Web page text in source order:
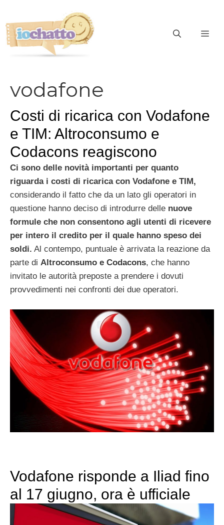
contenuto
vodafone
Costi di ricarica con Vodafone
e TIM: Altroconsumo e
Codacons reagiscono
Ci sono delle novità importanti per quanto
riguarda i costi di ricarica con Vodafone e TIM,
considerando il fatto che da un lato gli operatori in
questione hanno deciso di introdurre delle nuove
formule che non consentono agli utenti di ricevere
per intero il credito per il quale hanno speso dei
soldi. Al contempo, puntuale è arrivata la reazione da
parte di Altroconsumo e Codacons, che hanno
invitato le autorità preposte a prendere i dovuti
provvedimenti nei confronti dei due operatori.
Vodafone risponde a Iliad fino
al 17 giugno, ora è ufficiale